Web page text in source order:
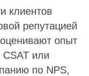
клиентов
репутацией
опыт
или
по NPS,